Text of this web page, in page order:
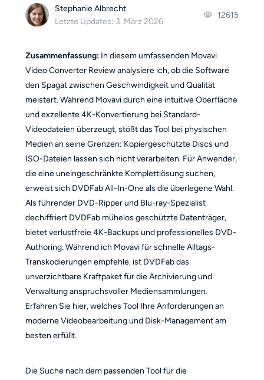
Stephanie Albrecht
Letzte Updates: 3. März 2026
12615
Zusammenfassung: In diesem umfassenden Movavi
Video Converter Review analysiere ich, ob die Software
den Spagat zwischen Geschwindigkeit und Qualität
meistert. Während Movavi durch eine intuitive Oberfläche
und exzellente 4K-Konvertierung bei Standard-
Videodateien überzeugt, stößt das Tool bei physischen
Medien an seine Grenzen: Kopiergeschützte Discs und
ISO-Dateien lassen sich nicht verarbeiten. Für Anwender,
die eine uneingeschränkte Komplettlösung suchen,
erweist sich DVDFab All-In-One als die überlegene Wahl.
Als führender DVD-Ripper und Blu-ray-Spezialist
dechiffriert DVDFab mühelos geschützte Datenträger,
bietet verlustfreie 4K-Backups und professionelles DVD-
Authoring. Während ich Movavi für schnelle Alltags-
Transkodierungen empfehle, ist DVDFab das
unverzichtbare Kraftpaket für die Archivierung und
Verwaltung anspruchsvoller Mediensammlungen.
Erfahren Sie hier, welches Tool Ihre Anforderungen an
moderne Videobearbeitung und Disk-Management am
besten erfüllt.
Die Suche nach dem passenden Tool für die